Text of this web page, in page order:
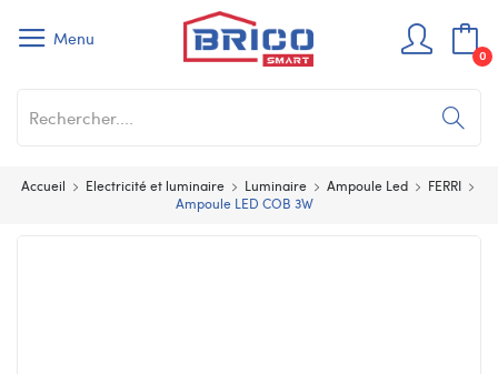
Menu
0
Accueil Electricité et luminaire Luminaire Ampoule Led
FERRI
Ampoule LED COB 3W